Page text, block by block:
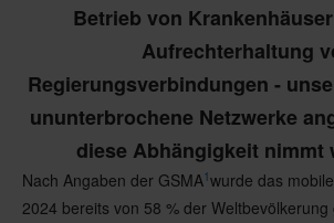
Betrieb von
Aufrechterhaltung
Regierungsverbindungen -
ununterbrochene Netzwerke
diese Abhängigkeit nimmt
Nach Angaben der GSMA1wurde das
2024 bereits von 58 % der